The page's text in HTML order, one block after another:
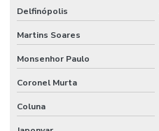
Delfinópolis
Martins Soares
Monsenhor Paulo
Coronel Murta
Coluna